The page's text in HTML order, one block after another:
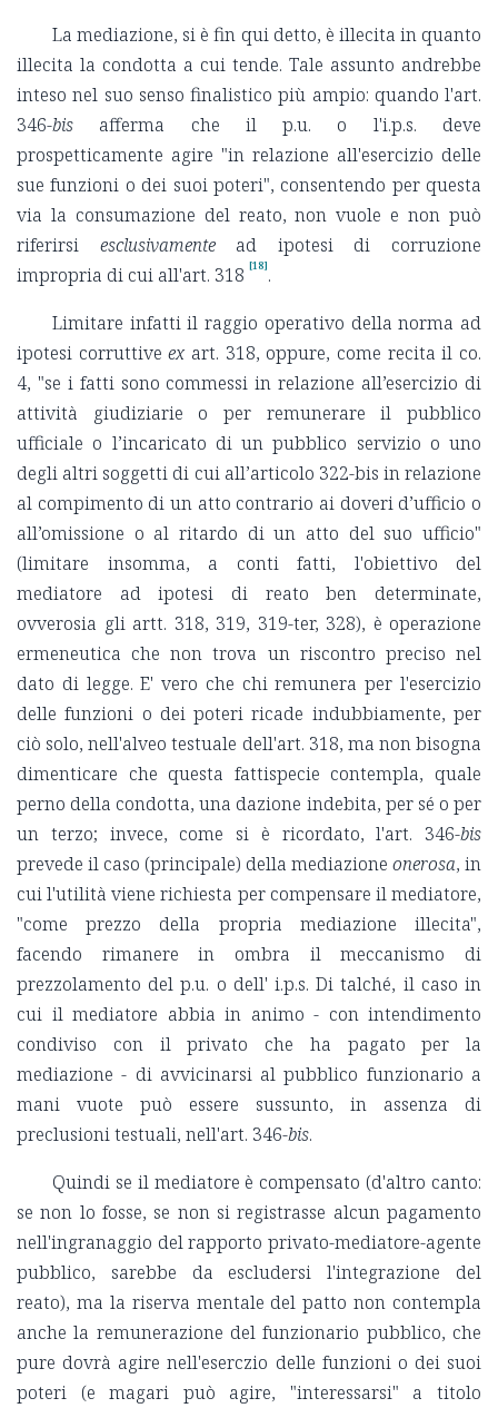
La mediazione, si è fin qui detto, è illecita in quanto
illecita la condotta a cui tende. Tale assunto andrebbe
inteso nel suo senso finalistico più ampio: quando l'art.
346-bis afferma che il p.u. o l'i.p.s. deve
prospetticamente agire "in relazione all'esercizio delle
sue funzioni o dei suoi poteri", consentendo per questa
via la consumazione del reato, non vuole e non può
riferirsi esclusivamentead ipotesi di corruzione
impropria di cui all'art. 318 [18].
Limitare infatti il raggio operativo della norma ad
ipotesi corruttiveexart. 318, oppure, come recita il co.
4, "se i fatti sono commessi in relazione all’esercizio di
attività giudiziarie o per remunerare il pubblico
ufficiale o l’incaricato di un pubblico servizio o uno
degli altri soggetti di cui all’articolo 322-bis in relazione
al compimento di un atto contrario ai doveri d’ufficio o
all’omissione o al ritardo di un atto del suo ufficio"
(limitare insomma, a conti fatti, l'obiettivo del
mediatore ad ipotesi di reato ben determinate,
ovverosia gli artt. 318, 319, 319-ter, 328), è operazione
ermeneutica che non trova un riscontro preciso nel
dato di legge. E' vero che chi remunera per l'esercizio
delle funzioni o dei poteri ricade indubbiamente, per
ciò solo, nell'alveo testuale dell'art. 318, ma non bisogna
dimenticare che questa fattispecie contempla, quale
perno della condotta, una dazione indebita, per sé o per
un terzo; invece, come si è ricordato, l'art. 346-bis
prevede il caso (principale) della mediazione onerosa, in
cui l'utilità viene richiesta per compensare il mediatore,
"come prezzo della propria mediazione illecita",
facendo rimanere in ombra il meccanismo di
prezzolamento del p.u. o dell' i.p.s. Di talché, il caso in
cui il mediatore abbia in animo - con intendimento
condiviso con il privato che ha pagato per la
mediazione - di avvicinarsi al pubblico funzionario a
mani vuote può essere sussunto, in assenza di
preclusioni testuali, nell'art. 346-bis.
Quindi se il mediatore è compensato (d'altro canto:
se non lo fosse, se non si registrasse alcun pagamento
nell'ingranaggio del rapporto privato-mediatore-agente
pubblico, sarebbe da escludersi l'integrazione del
reato), ma la riserva mentale del patto non contempla
anche la remunerazione del funzionario pubblico, che
pure dovrà agire nell'eserczio delle funzioni o dei suoi
poteri (e magari può agire, "interessarsi" a titolo